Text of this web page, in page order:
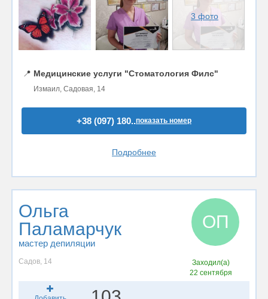
3 фото
📍 Медицинские услуги "Стоматология Филс"
Измаил, Садовая, 14
+38 (097) 180..показать номер
Подробнее
Ольга
Паламарчук
мастер депиляции
ОП
Садов, 14
Заходил(а)
22 сентября